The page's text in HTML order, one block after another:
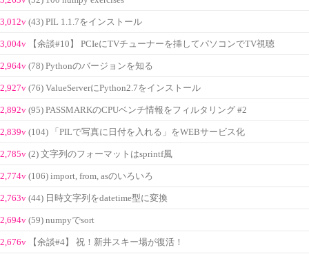
3,012v (43) PIL 1.1.7をインストール
3,004v 【余談#10】 PCIeにTVチューナーを挿してパソコンでTV視聴
2,964v (78) Pythonのバージョンを知る
2,927v (76) ValueServerにPython2.7をインストール
2,892v (95) PASSMARKのCPUベンチ情報をフィルタリング #2
2,839v (104) 「PILで写真に日付を入れる」をWEBサービス化
2,785v (2) 文字列のフォーマットはsprintf風
2,774v (106) import, from, asのいろいろ
2,763v (44) 日時文字列をdatetime型に変換
2,694v (59) numpyでsort
2,676v 【余談#4】 祝！新井スキー場が復活！